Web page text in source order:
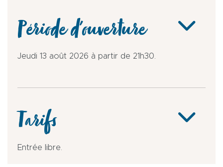
Période d'ouverture
Jeudi 13 août 2026 à partir de 21h30.
Tarifs
Entrée libre.